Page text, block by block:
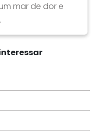
mar de dor e